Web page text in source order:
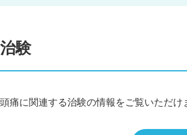
治験
頭痛に関連する治験の情報をご覧いただけ